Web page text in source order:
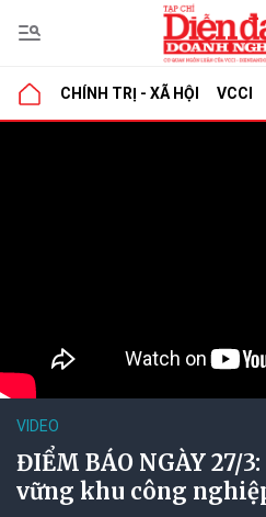
CHÍNH TRỊ - XÃ HỘI VCCI
VIDEO
ĐIỂM BÁO NGÀY 27/
vững khu công